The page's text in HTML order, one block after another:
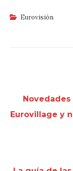
Eurovisión
Novedades
Eurovillage y